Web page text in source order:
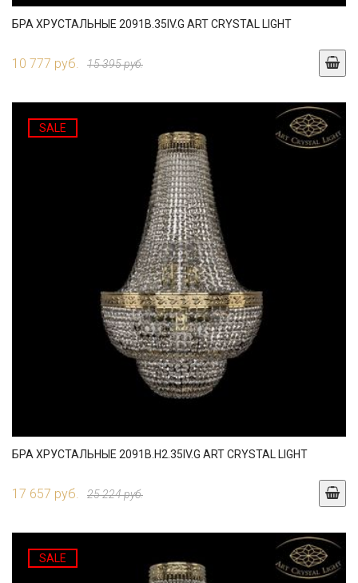
БРА ХРУСТАЛЬНЫЕ 2091B.35IV.G ART CRYSTAL LIGHT
10 777 руб. 15 395 руб.
SALE
БРА ХРУСТАЛЬНЫЕ 2091B.H2.35IV.G ART CRYSTAL LIGHT
17 657 руб. 25 224 руб.
SALE